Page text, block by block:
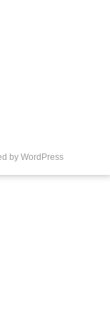
by WordPress